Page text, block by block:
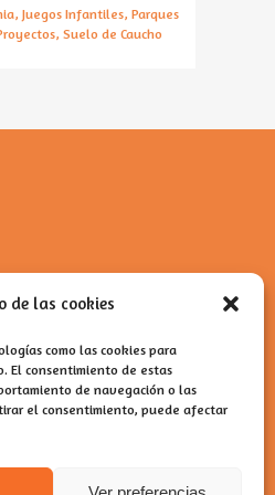
de las cookies
como las cookies para
El consentimiento de estas
de navegación o las
el consentimiento, puede afectar
Juegos Infantiles, Parques
Suelo de Caucho